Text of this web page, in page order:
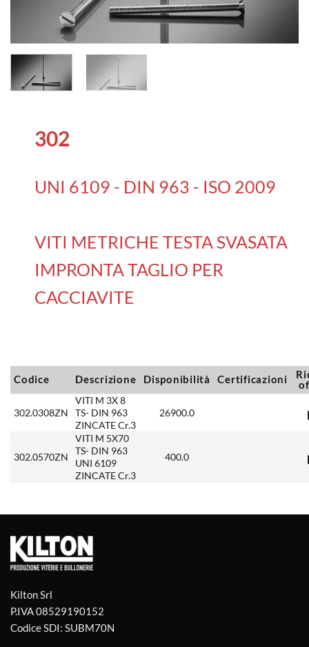
302
UNI 6109 - DIN 963 - ISO 2009
VITI METRICHE TESTA SVASATA
IMPRONTA TAGLIO PER
CACCIAVITE
Codice Descrizione Disponibilità Certificazioni
302.0308ZN
VITI M 3X 8
TS- DIN 963
ZINCATE Cr.3
26900.0
302.0570ZN
VITI M 5X70
TS- DIN 963
UNI 6109
ZINCATE Cr.3
400.0
Kilton Srl
P.IVA 08529190152
Codice SDI: SUBM70N